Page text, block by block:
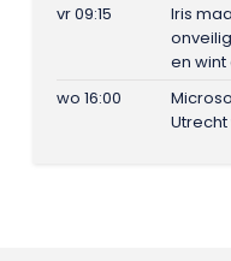
vr 09:15
Iris
en
wo 16:00